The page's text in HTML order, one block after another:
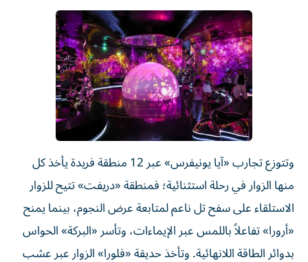
وتتوزع تجارب «آيا يونيفرس» عبر 12 منطقة فريدة يأخذ كل
منها الزوار في رحلة استثنائية؛ فمنطقة «دريفت» تتيح للزوار
الاستلقاء على سفح تل ناعم لمتابعة عرض النجوم، بينما يمنح
«أرورا» تفاعلاً باللمس عبر الإيماءات، وتأسر «البركة» الحواس
بدوائر الطاقة اللانهائية. وتأخذ حديقة «فلورا» الزوار عبر عشب